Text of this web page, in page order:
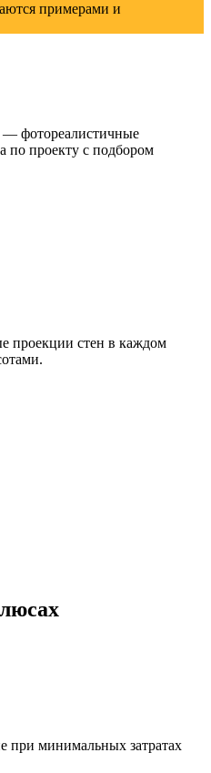
примерами и
— фотореалистичные
по проекту с подбором
проекции стен в каждом
при минимальных затратах